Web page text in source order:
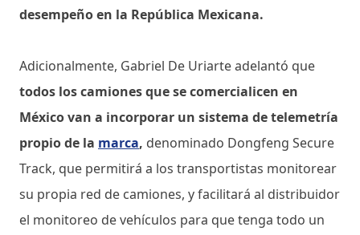
desempeño en la República Mexicana.
Adicionalmente, Gabriel De Uriarte adelantó que
todos los camiones que se comercialicen en
México van a incorporar un sistema de telemetría
propio de la marca, denominado Dongfeng Secure
Track, que permitirá a los transportistas monitorear
su propia red de camiones, y facilitará al distribuidor
el monitoreo de vehículos para que tenga todo un